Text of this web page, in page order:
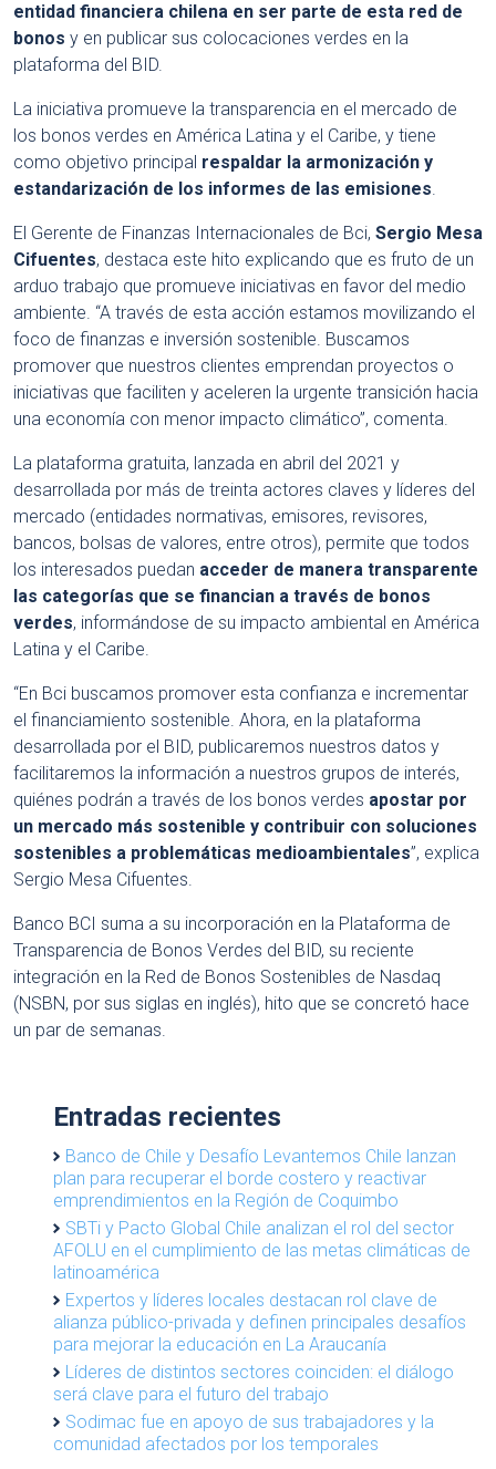
entidad financiera chilena en ser parte de esta red de
bonos y en publicar sus colocaciones verdes en la
plataforma del BID.
La iniciativa promueve la transparencia en el mercado de
los bonos verdes en América Latina y el Caribe, y tiene
como objetivo principal respaldar la armonización y
estandarización de los informes de las emisiones.
El Gerente de Finanzas Internacionales de Bci, Sergio Mesa
Cifuentes, destaca este hito explicando que es fruto de un
arduo trabajo que promueve iniciativas en favor del medio
ambiente. “A través de esta acción estamos movilizando el
foco de finanzas e inversión sostenible. Buscamos
promover que nuestros clientes emprendan proyectos o
iniciativas que faciliten y aceleren la urgente transición hacia
una economía con menor impacto climático”, comenta.
La plataforma gratuita, lanzada en abril del 2021 y
desarrollada por más de treinta actores claves y líderes del
mercado (entidades normativas, emisores, revisores,
bancos, bolsas de valores, entre otros), permite que todos
los interesados puedan acceder de manera transparente
las categorías que se financian a través de bonos
verdes, informándose de su impacto ambiental en América
Latina y el Caribe.
“En Bci buscamos promover esta confianza e incrementar
el financiamiento sostenible. Ahora, en la plataforma
desarrollada por el BID, publicaremos nuestros datos y
facilitaremos la información a nuestros grupos de interés,
quiénes podrán a través de los bonos verdes apostar por
un mercado más sostenible y contribuir con soluciones
sostenibles a problemáticas medioambientales”, explica
Sergio Mesa Cifuentes.
Banco BCI suma a su incorporación en la Plataforma de
Transparencia de Bonos Verdes del BID, su reciente
integración en la Red de Bonos Sostenibles de Nasdaq
(NSBN, por sus siglas en inglés), hito que se concretó hace
un par de semanas.
Entradas recientes
Banco de Chile y Desafío Levantemos Chile lanzan
plan para recuperar el borde costero y reactivar
emprendimientos en la Región de Coquimbo
SBTi y Pacto Global Chile analizan el rol del sector
AFOLU en el cumplimiento de las metas climáticas de
latinoamérica
Expertos y líderes locales destacan rol clave de
alianza público-privada y definen principales desafíos
para mejorar la educación en La Araucanía
Líderes de distintos sectores coinciden: el diálogo
será clave para el futuro del trabajo
Sodimac fue en apoyo de sus trabajadores y la
comunidad afectados por los temporales